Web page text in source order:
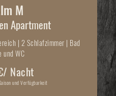
M
Apartment
| 2 Schlafzimmer | Bad
und WC
Nacht
und Verfügbarkeit